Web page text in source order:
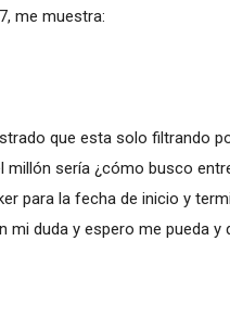
me muestra:
que esta solo filtrando
millón sería ¿cómo busco
para la fecha de inicio y
mi duda y espero me pueda y